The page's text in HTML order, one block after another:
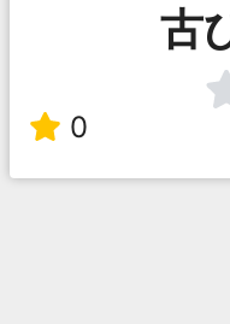
古
0